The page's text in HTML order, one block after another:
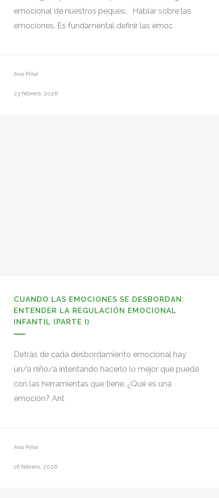
emocional de nuestros peques: Hablar sobre las
emociones. Es fundamental definir las emoc
Ana Piñar
23 febrero, 2026
CUANDO LAS EMOCIONES SE DESBORDAN:
ENTENDER LA REGULACIÓN EMOCIONAL
INFANTIL (PARTE I)
Detrás de cada desbordamiento emocional hay
un/a niño/a intentando hacerlo lo mejor que puede
con las herramientas que tiene. ¿Qué es una
emoción? Ant
Ana Piñar
16 febrero, 2026